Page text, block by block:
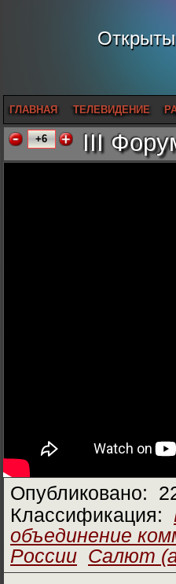
ГЛАВНАЯ ТЕЛЕВИДЕНИЕ
+6 III
Опубликовано:
Классификация:
объединение
России Салют